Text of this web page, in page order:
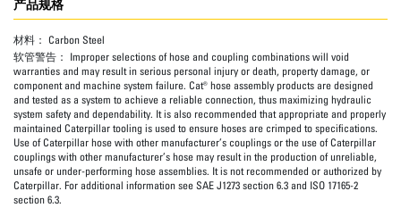
产品规格
材料： Carbon Steel
软管警告： Improper selections of hose and coupling combinations will void
warranties and may result in serious personal injury or death, property damage, or
component and machine system failure. Cat® hose assembly products are designed
and tested as a system to achieve a reliable connection, thus maximizing hydraulic
system safety and dependability. It is also recommended that appropriate and properly
maintained Caterpillar tooling is used to ensure hoses are crimped to specifications.
Use of Caterpillar hose with other manufacturer’s couplings or the use of Caterpillar
couplings with other manufacturer’s hose may result in the production of unreliable,
unsafe or under-performing hose assemblies. It is not recommended or authorized by
Caterpillar. For additional information see SAE J1273 section 6.3 and ISO 17165-2
section 6.3.